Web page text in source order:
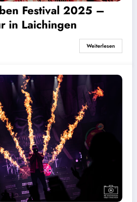
Festival 2025 –
in Laichingen
Weiterlesen